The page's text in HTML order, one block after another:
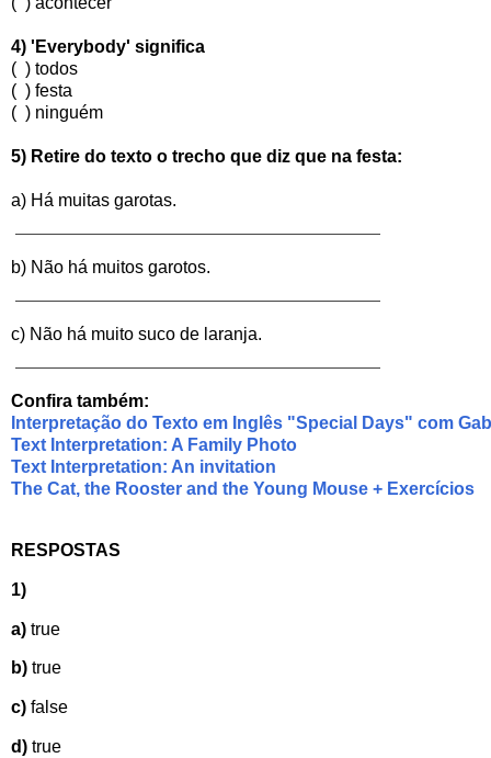
4) 'Everybody' significa
( ) todos
( ) festa
( ) ninguém
5) Retire do texto o trecho que diz que na festa:
a) Há muitas garotas.
b) Não há muitos garotos.
c) Não há muito suco de laranja.
Confira também:
Interpretação do Texto em Inglês "Special Days" com
Text Interpretation: A Family Photo
Text Interpretation: An invitation
The Cat, the Rooster and the Young Mouse + Exercícios
RESPOSTAS
1)
a) true
b) true
c) false
d) true